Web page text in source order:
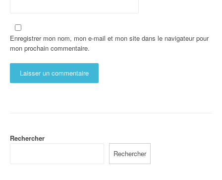
Enregistrer mon nom, mon e-mail et mon site dans le navigateur pour
mon prochain commentaire.
Rechercher
Rechercher